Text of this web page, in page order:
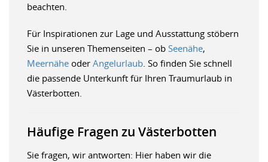
beachten.
Für Inspirationen zur Lage und Ausstattung stöbern
Sie in unseren Themenseiten – ob Seenähe,
Meernähe oder Angelurlaub. So finden Sie schnell
die passende Unterkunft für Ihren Traumurlaub in
Västerbotten.
Häufige Fragen zu Västerbotten
Sie fragen, wir antworten: Hier haben wir die